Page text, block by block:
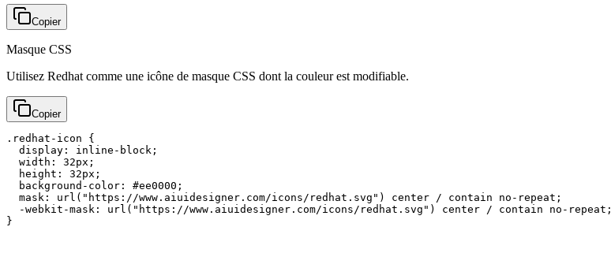
Copier
Masque CSS
Utilisez Redhat comme une icône de masque CSS dont la couleur est modifiable.
Copier
.redhat-icon {
  display: inline-block;
  width: 32px;
  height: 32px;
  background-color: #ee0000;
  mask: url("https://www.aiuidesigner.com/icons/redhat.svg") center / contain no-repeat;
  -webkit-mask: url("https://www.aiuidesigner.com/icons/redhat.svg") center / contain no-repeat;
}